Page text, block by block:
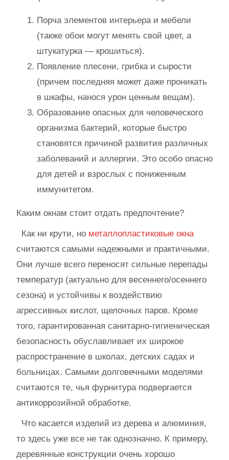
Порча элементов интерьера и мебели
(также обои могут менять свой цвет, а
штукатурка — крошиться).
Появление плесени, грибка и сырости
(причем последняя может даже проникать
в шкафы, нанося урон ценным вещам).
Образование опасных для человеческого
организма бактерий, которые быстро
становятся причиной развития различных
заболеваний и аллергии. Это особо опасно
для детей и взрослых с пониженным
иммунитетом.
Каким окнам стоит отдать предпочтение?
Как ни крути, но металлопластиковые окна
считаются самыми надежными и практичными.
Они лучше всего переносят сильные перепады
температур (актуально для весеннего/осеннего
сезона) и устойчивы к воздействию
агрессивных кислот, щелочных паров. Кроме
того, гарантированная санитарно-гигиеническая
безопасность обуславливает их широкое
распространение в школах, детских садах и
больницах. Самыми долговечными моделями
считаются те, чья фурнитура подвергается
антикоррозийной обработке.
Что касается изделий из дерева и алюминия,
то здесь уже все не так однозначно. К примеру,
деревянные конструкции очень хорошо